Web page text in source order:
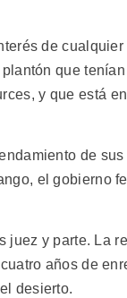
de cualquier
que
y que está
de
el gobierno
juez y parte. La
años de
desierto.